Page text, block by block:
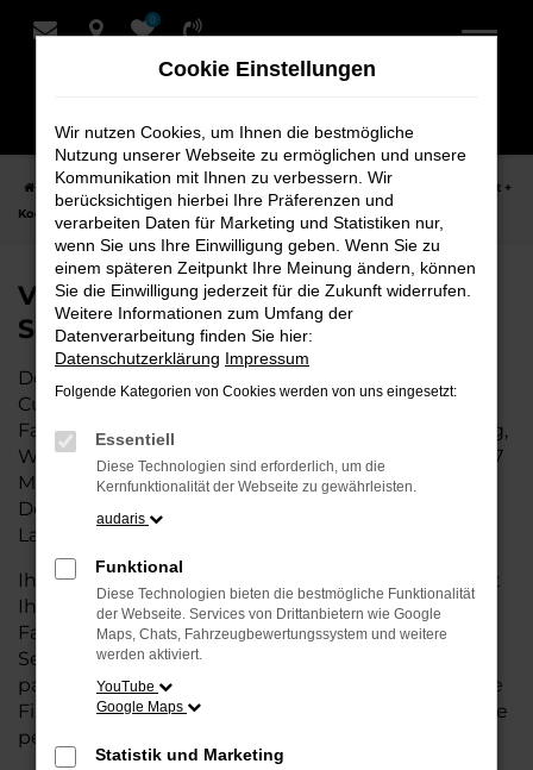
Zum
0
Startseite Cuxhaven VW
VW T7 Multivan Fahrzeuge bei Schmidt +
Koch für Cuxhaven
VW T7 Multivan Fahrzeuge bei
Schmidt + Koch für Cuxhaven
Der VW T7 Multivan ist die perfekte Wahl für alle in
Cuxhaven, die ein zuverlässiges und modernes
Fahrzeug suchen. Ob für den täglichen Arbeitsweg,
Wochenendausflüge oder lange Reisen, der VW T7
Multivan bietet Komfort, Effizienz und modernes
Design, das sowohl in der Stadt als auch auf dem
Land glänzt.
Ihr VW Autohaus in der Nähe von Cuxhaven bietet
Ihnen neben einer breiten Auswahl an VW
Fahrzeugen auch umfassende Beratung und
Service. Wir unterstützen Sie bei der Auswahl des
passenden Modells und bieten maßgeschneiderte
Finanzierungslösungen sowie Leasingoptionen, die
perfekt zu Ihrem Budget und Bedarf passen.
Cookie Einstellungen
Wir nutzen Cookies, um Ihnen die bestmögliche
Nutzung unserer Webseite zu ermöglichen und unsere
Kommunikation mit Ihnen zu verbessern. Wir
berücksichtigen hierbei Ihre Präferenzen und
verarbeiten Daten für Marketing und Statistiken nur,
wenn Sie uns Ihre Einwilligung geben. Wenn Sie zu
einem späteren Zeitpunkt Ihre Meinung ändern, können
Sie die Einwilligung jederzeit für die Zukunft widerrufen.
Weitere Informationen zum Umfang der
Datenverarbeitung finden Sie hier:
Datenschutzerklärung Impressum
Folgende Kategorien von Cookies werden von uns eingesetzt:
Essentiell
Diese Technologien sind erforderlich, um die
Kernfunktionalität der Webseite zu gewährleisten.
audaris
Funktional
Diese Technologien bieten die bestmögliche Funktionalität
der Webseite. Services von Drittanbietern wie Google
Maps, Chats, Fahrzeugbewertungssystem und weitere
werden aktiviert.
YouTube
Google Maps
Statistik und Marketing